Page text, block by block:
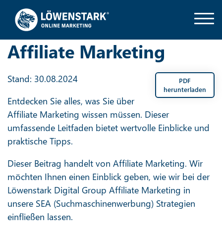
Affiliate Marketing
PDF
herunterladen
Stand: 30.08.2024
Entdecken Sie alles, was Sie über
Affiliate Marketing wissen müssen. Dieser
umfassende Leitfaden bietet wertvolle Einblicke und
praktische Tipps.
Dieser Beitrag handelt von Affiliate Marketing. Wir
möchten Ihnen einen Einblick geben, wie wir bei der
Löwenstark Digital Group Affiliate Marketing in
unsere SEA (Suchmaschinenwerbung) Strategien
einfließen lassen.